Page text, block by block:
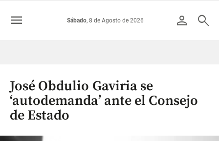
Colombia
person search
Sábado, 8 de Agosto de 2026
menu
José Obdulio Gaviria se
‘autodemanda’ ante el Consejo
de Estado